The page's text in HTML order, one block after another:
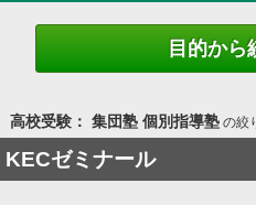
目的から
高校受験： 集団塾 個別指導塾の絞
KECゼミナール